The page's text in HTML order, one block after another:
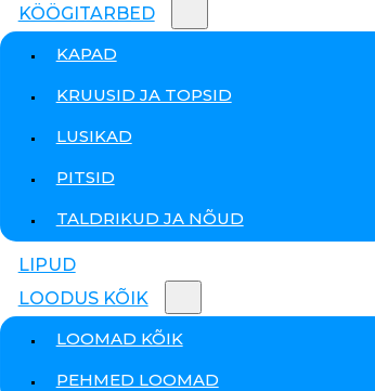
KÖÖGITARBED
KAPAD
KRUUSID JA TOPSID
LUSIKAD
PITSID
TALDRIKUD JA NÕUD
LIPUD
LOODUS KÕIK
LOOMAD KÕIK
PEHMED LOOMAD